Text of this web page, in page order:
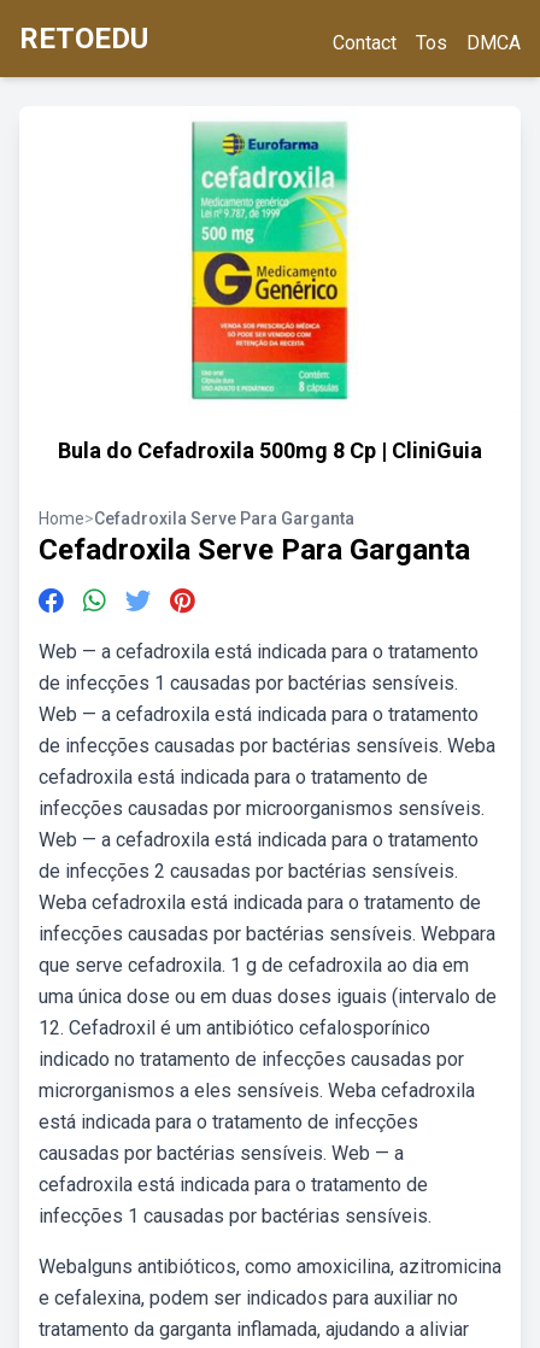
RETOEDU Contact Tos DMCA
Bula do Cefadroxila 500mg 8 Cp | CliniGuia
Home>Cefadroxila Serve Para Garganta
Cefadroxila Serve Para Garganta
Web — a cefadroxila está indicada para o tratamento
de infecções 1 causadas por bactérias sensíveis.
Web — a cefadroxila está indicada para o tratamento
de infecções causadas por bactérias sensíveis. Weba
cefadroxila está indicada para o tratamento de
infecções causadas por microorganismos sensíveis.
Web — a cefadroxila está indicada para o tratamento
de infecções 2 causadas por bactérias sensíveis.
Weba cefadroxila está indicada para o tratamento de
infecções causadas por bactérias sensíveis. Webpara
que serve cefadroxila. 1 g de cefadroxila ao dia em
uma única dose ou em duas doses iguais (intervalo de
12. Cefadroxil é um antibiótico cefalosporínico
indicado no tratamento de infecções causadas por
microrganismos a eles sensíveis. Weba cefadroxila
está indicada para o tratamento de infecções
causadas por bactérias sensíveis. Web — a
cefadroxila está indicada para o tratamento de
infecções 1 causadas por bactérias sensíveis.
Webalguns antibióticos, como amoxicilina, azitromicina
e cefalexina, podem ser indicados para auxiliar no
tratamento da garganta inflamada, ajudando a aliviar